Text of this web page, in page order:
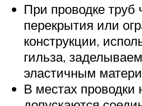
При проводке труб
перекрытия или
конструкции,
гильза,
эластичным
В местах проводки